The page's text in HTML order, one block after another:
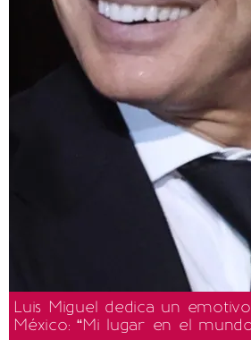
Luis Miguel dedica un
México: “Mi lugar en el